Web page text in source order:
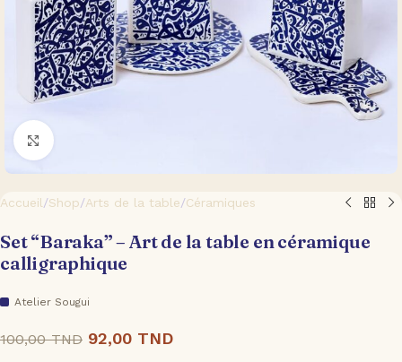
Cliquez pour agrandir
Accueil/Shop/Arts de la table/Céramiques
Set “Baraka” – Art de la table en céramique
calligraphique
Atelier Sougui
100,00TND 92,00 TND